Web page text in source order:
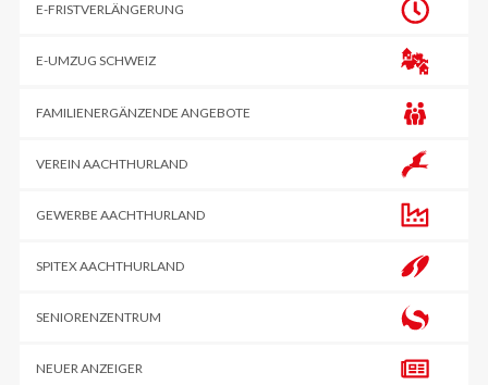
E-FRIST­VERLÄNGERUNG
E-UMZUG SCHWEIZ
FAMILIENERGÄNZENDE ANGEBOTE
VEREIN AACHTHURLAND
GEWERBE AACHTHURLAND
SPITEX AACHTHURLAND
SENIORENZENTRUM
NEUER ANZEIGER